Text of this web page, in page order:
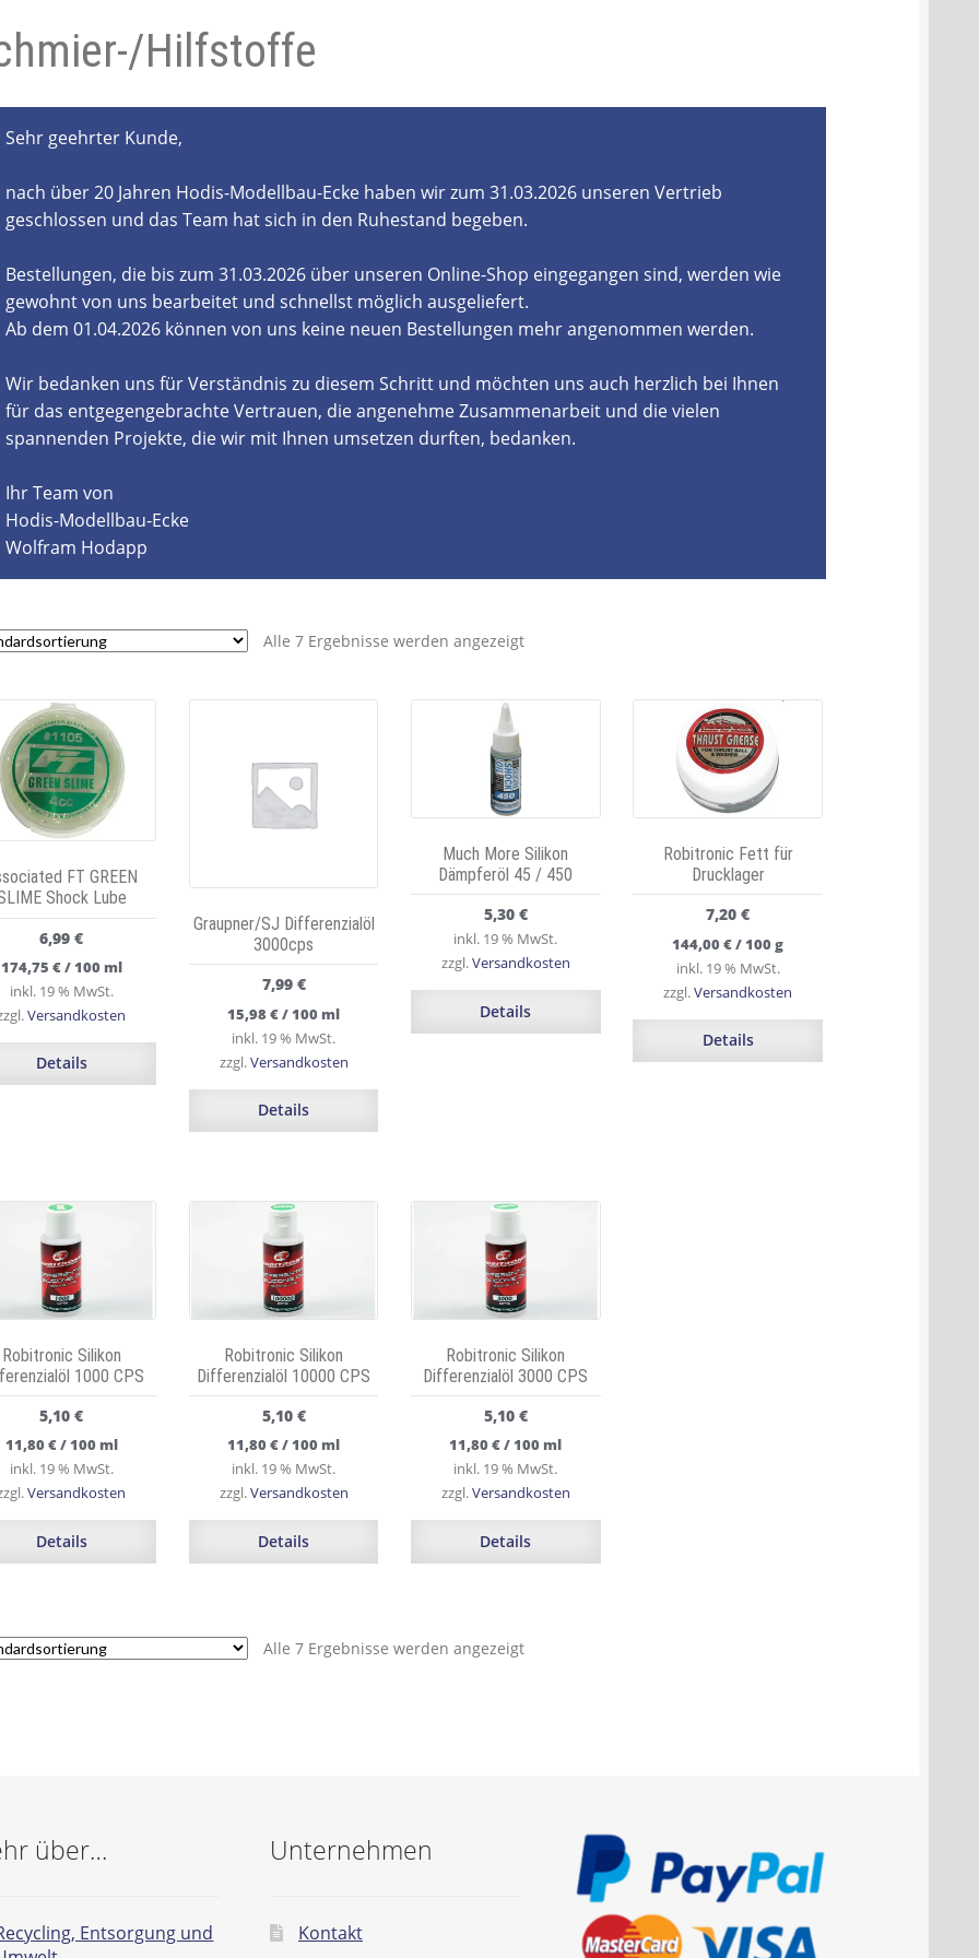
Elektronikgeräte Verordnung
Hilfstoffe
Sehr geehrter Kunde,
nach über 20 Jahren Hodis-Modellbau-Ecke haben wir zum 31.03.2026 unseren Vertrieb
geschlossen und das Team hat sich in den Ruhestand begeben.
Bestellungen, die bis zum 31.03.2026 über unseren Online-Shop eingegangen sind, werden wie
gewohnt von uns bearbeitet und schnellst möglich ausgeliefert.
Ab dem 01.04.2026 können von uns keine neuen Bestellungen mehr angenommen werden.
Wir bedanken uns für Verständnis zu diesem Schritt und möchten uns auch herzlich bei Ihnen
für das entgegengebrachte Vertrauen, die angenehme Zusammenarbeit und die vielen
spannenden Projekte, die wir mit Ihnen umsetzen durften, bedanken.
Ihr Team von
Hodis-Modellbau-Ecke
Wolfram Hodapp
Alle 7 Ergebnisse werden angezeigt
FT GREEN
Shock Lube
6,99€
174,75 €/100 ml
inkl. 19 % MwSt.
Versandkosten
Details
Graupner/SJ Differenzialöl
3000cps
7,99 €
15,98€/100 ml
inkl. 19 % MwSt.
zzgl.Versandkosten
Details
Much More Silikon
Dämpferöl 45 / 450
5,30 €
inkl. 19 % MwSt.
zzgl.Versandkosten
Details
Robitronic Fett für
Drucklager
7,20€
144,00€/100 g
inkl. 19 % MwSt.
zzgl.Versandkosten
Details
Robitronic Silikon
1000 CPS
5,10€
11,80 €/100 ml
inkl. 19 % MwSt.
Versandkosten
Details
Robitronic Silikon
Differenzialöl 10000 CPS
5,10 €
11,80€/100 ml
inkl. 19 % MwSt.
zzgl.Versandkosten
Details
Robitronic Silikon
Differenzialöl 3000 CPS
5,10 €
11,80€/100 ml
inkl. 19 % MwSt.
zzgl.Versandkosten
Details
Alle 7 Ergebnisse werden angezeigt
über…
Entsorgung und
Unternehmen
Kontakt